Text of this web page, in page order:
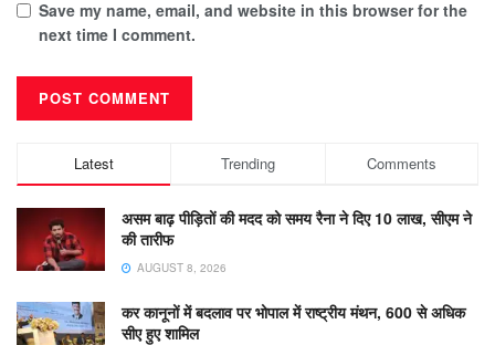
Save my name, email, and website in this browser for the
next time I comment.
Latest Trending Comments
असम बाढ़ पीड़ितों की मदद को समय रैना ने दिए 10 लाख, सीएम ने
की तारीफ
AUGUST 8, 2026
कर कानूनों में बदलाव पर भोपाल में राष्ट्रीय मंथन, 600 से अधिक
सीए हुए शामिल